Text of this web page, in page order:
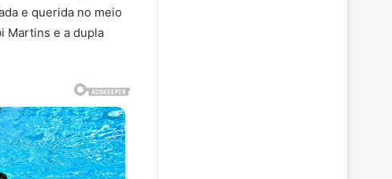
e querida no meio
Martins e a dupla